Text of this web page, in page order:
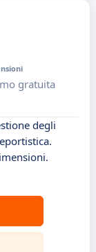
gratuita
degli